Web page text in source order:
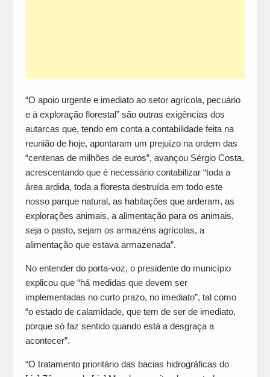
“O apoio urgente e imediato ao setor agrícola, pecuário
e à exploração florestal” são outras exigências dos
autarcas que, tendo em conta a contabilidade feita na
reunião de hoje, apontaram um prejuízo na ordem das
“centenas de milhões de euros”, avançou Sérgio Costa,
acrescentando que é necessário contabilizar “toda a
área ardida, toda a floresta destruída em todo este
nosso parque natural, as habitações que arderam, as
explorações animais, a alimentação para os animais,
seja o pasto, sejam os armazéns agrícolas, a
alimentação que estava armazenada”.
No entender do porta-voz, o presidente do município
explicou que “há medidas que devem ser
implementadas no curto prazo, no imediato”, tal como
“o estado de calamidade, que tem de ser de imediato,
porque só faz sentido quando está a desgraça a
acontecer”.
“O tratamento prioritário das bacias hidrográficas do